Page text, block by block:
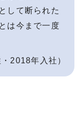
して断られた
は今まで一度
・2018年入社）